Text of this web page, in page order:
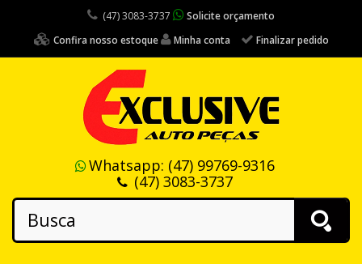
(47) 3083-3737
Solicite orçamento
Confira nosso estoque
Minha conta Finalizar pedido
Whatsapp: (47) 99769-9316
(47) 3083-3737